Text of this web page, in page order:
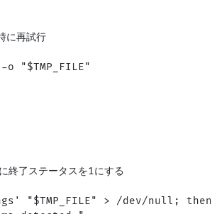
再試行
"$TMP_FILE"
ステータスを1にする
> /dev/null; then